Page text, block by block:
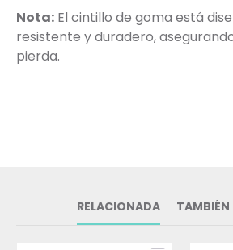
Nota: El cintillo de goma está
resistente y duradero,
pierda.
RELACIONADA TAMBIÉN